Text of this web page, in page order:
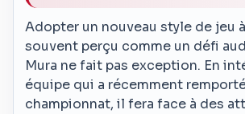
Adopter un nouveau style de jeu
souvent perçu comme un défi
Mura ne fait pas exception. En
équipe qui a récemment
championnat, il fera face à des